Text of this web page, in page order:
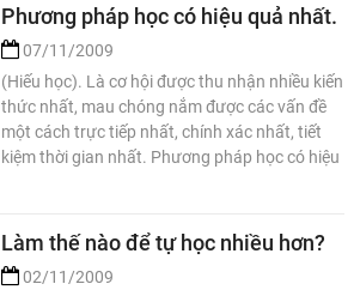
Phương pháp học có hiệu quả nhất.
07/11/2009
(Hiếu học). Là cơ hội được thu nhận nhiều kiến
thức nhất, mau chóng nắm được các vấn đề
một cách trực tiếp nhất, chính xác nhất, tiết
kiệm thời gian nhất. Phương pháp học có hiệu
Làm thế nào để tự học nhiều hơn?
02/11/2009